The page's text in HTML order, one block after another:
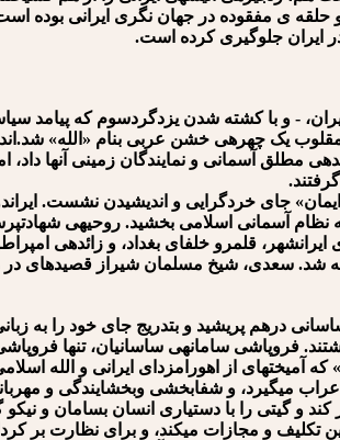
ی مفقوده در جهان نگری ایرانی بوده
ایران جلوگیری کرده است.
- و با کشته شدن یزدگردسوم که پیامد
مطلق آسمانی و نمایندگان زمینی آن⁯ها
جای خردگرایی و اندیشیدن نشست.
نظام آسمانی اسلامی بخشید. روحیه⁯ی
ایرانشهر، قلمرو خلفای بغداد، و زائده⁯ی
شد. سعدی، شیخ مسلمان شیراز قصیده⁯ای در
درهم پریشید و بتدریج جای خود را به
فروپاشی سامانه⁯ی ساسانیان، تنها
که آمیخته⁯ای از اهورامزدای ایرانی و
می⁯گیرد، و شفابخشی وبخشایندگی و
کند و گیتی را با دستیاری انسان بسامان و
تکلیف و مجازات می⁯کند، و برای نظارت بر